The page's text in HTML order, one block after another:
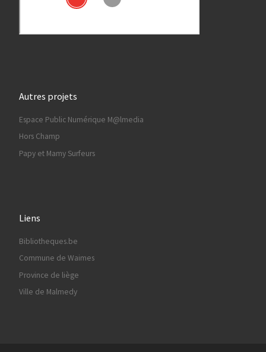
Autres projets
Espace Public Numérique M@lmedia
Hors Champ
Papy et Mamy Surfeurs
Liens
Bibliotheques.be
Commune de Waimes
Province de liège
Ville de Malmedy